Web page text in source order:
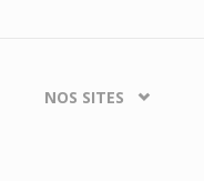
NOS SITES